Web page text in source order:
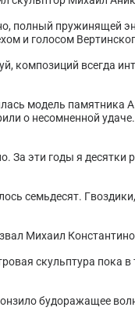
полный пружинящей
и голосом
композиций всегда
модель
о несомненной
За эти годы я
семьдесят.
Михаил
скульптура пока
будоражащее